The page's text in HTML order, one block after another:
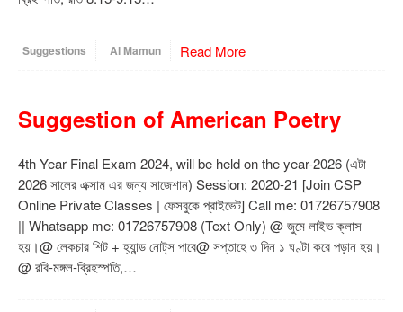
Suggestions Al Mamun Read More
Suggestion of American Poetry
4th Year Final Exam 2024, will be held on the year-2026 (এটা
2026 সালের এক্সাম এর জন্য সাজেশান) Session: 2020-21 [Join CSP
Online Private Classes | ফেসবুকে প্রাইভেট] Call me: 01726757908
|| Whatsapp me: 01726757908 (Text Only) @ জুমে লাইভ ক্লাস
হয়।@ লেকচার শিট + হ্যান্ড নোট্‌স পাবে@ সপ্তাহে ৩ দিন ১ ঘণ্টা করে পড়ান হয়।
@ রবি-মঙ্গল-ব্রিহস্পতি,…